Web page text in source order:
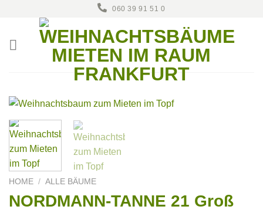
060 39 91 51 0
HOME / ALLE BÄUME
NORDMANN-TANNE 21 Groß